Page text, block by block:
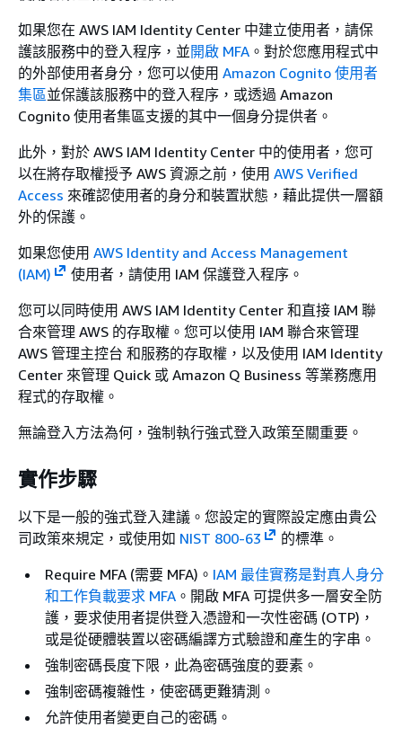
如果您在 AWS IAM Identity Center 中建立使用者，請保
護該服務中的登入程序，並開啟 MFA 。對於您應用程式中
的外部使用者身分，您可以使用 Amazon Cognito 使用者
集區並保護該服務中的登入程序，或透過 Amazon
Cognito 使用者集區支援的其中一個身分提供者。
此外，對於 AWS IAM Identity Center 中的使用者，您可
以在將存取權授予 AWS 資源之前，使用 AWS Verified
Access 來確認使用者的身分和裝置狀態，藉此提供一層額
外的保護。
如果您使用 AWS Identity and Access Management
(IAM)
使用者，請使用 IAM 保護登入程序。
您可以同時使用 AWS IAM Identity Center 和直接 IAM 聯
合來管理 AWS 的存取權。您可以使用 IAM 聯合來管理
AWS 管理主控台 和服務的存取權，以及使用 IAM Identity
Center 來管理 Quick 或 Amazon Q Business 等業務應用
程式的存取權。
無論登入方法為何，強制執行強式登入政策至關重要。
實作步驟
以下是一般的強式登入建議。您設定的實際設定應由貴公
司政策來規定，或使用如 NIST 800-63
的標準。
Require MFA (需要 MFA)。 IAM 最佳實務是對真人身分
和工作負載要求 MFA 。開啟 MFA 可提供多一層安全防
護，要求使用者提供登入憑證和一次性密碼 (OTP)，
或是從硬體裝置以密碼編譯方式驗證和產生的字串。
強制密碼長度下限，此為密碼強度的要素。
強制密碼複雜性，使密碼更難猜測。
允許使用者變更自己的密碼。